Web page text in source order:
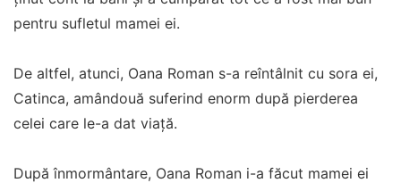
pentru sufletul mamei ei.
De altfel, atunci, Oana Roman s-a reîntâlnit cu sora ei,
Catinca, amândouă suferind enorm după pierderea
celei care le-a dat viață.
După înmormântare, Oana Roman i-a făcut mamei ei